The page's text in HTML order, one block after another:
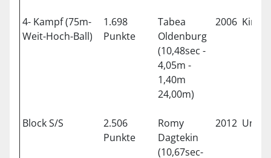
4- Kampf (75m-
Weit-Hoch-Ball)
1.698
Punkte
Tabea
Oldenburg
(10,48sec -
4,05m -
1,40m
24,00m)
2006
Block S/S
2.506
Punkte
Romy
Dagtekin
(10,67sec-
2012